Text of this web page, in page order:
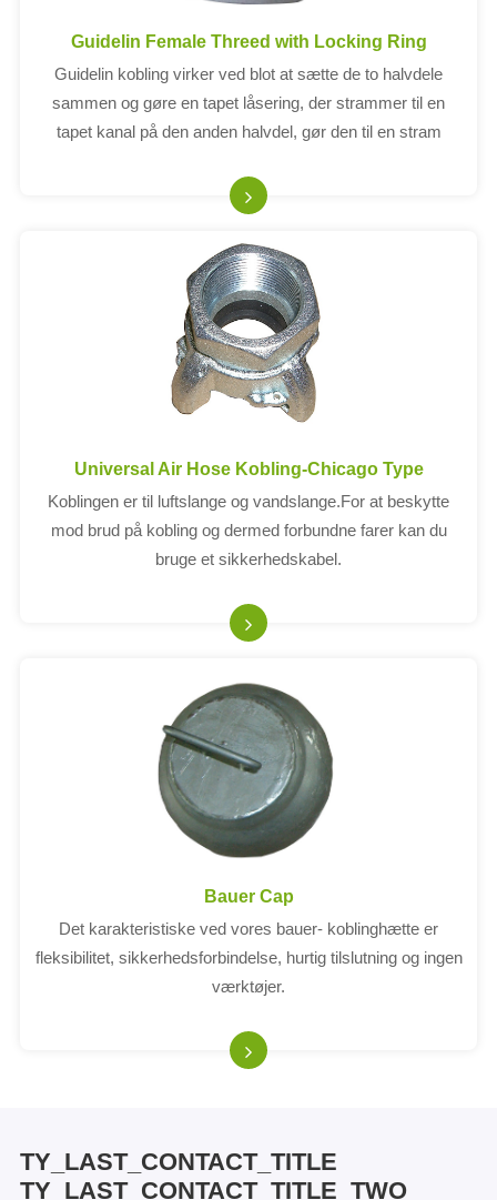
Guidelin Female Threed with Locking Ring
Guidelin kobling virker ved blot at sætte de to halvdele
sammen og gøre en tapet låsering, der strammer til en
tapet kanal på den anden halvdel, gør den til en stram
Universal Air Hose Kobling-Chicago Type
Koblingen er til luftslange og vandslange.For at beskytte
mod brud på kobling og dermed forbundne farer kan du
bruge et sikkerhedskabel.
Bauer Cap
Det karakteristiske ved vores bauer- koblinghætte er
fleksibilitet, sikkerhedsforbindelse, hurtig tilslutning og ingen
værktøjer.
TY_LAST_CONTACT_TITLE
TY_LAST_CONTACT_TITLE_TWO